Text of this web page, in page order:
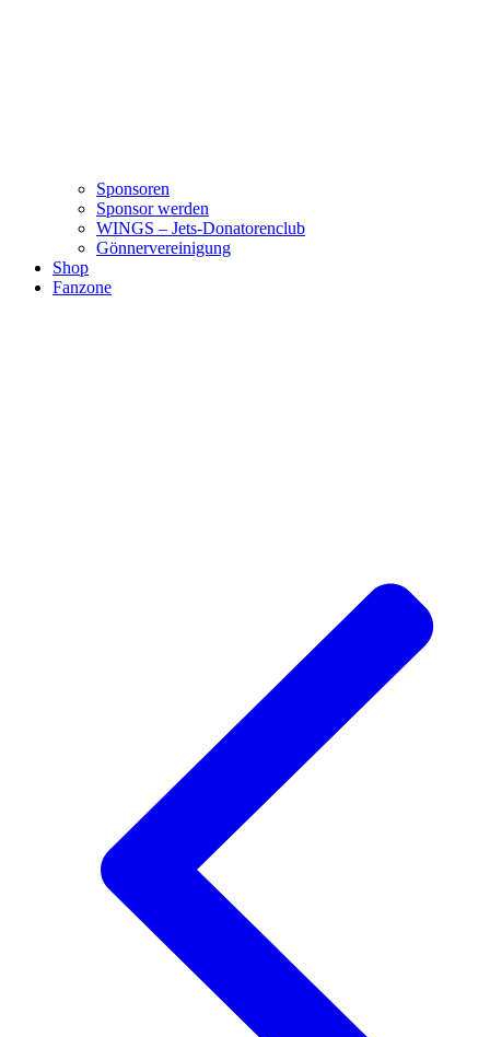
Sponsoren
Sponsor werden
WINGS – Jets-Donatorenclub
Gönnervereinigung
Shop
Fanzone